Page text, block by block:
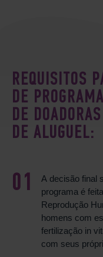
REQUISITOS
DE
DE
DE ALUGUEL:
A decisão final
programa é
Reprodução
homens com
fertilização in
com seus